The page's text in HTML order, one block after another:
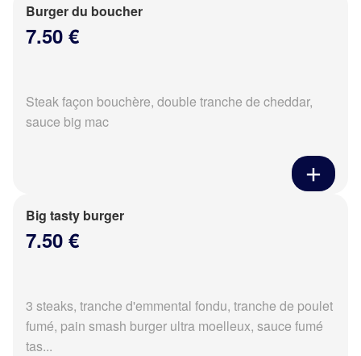
Burger du boucher
7.50 €
Steak façon bouchère, double tranche de cheddar,
sauce big mac
Big tasty burger
7.50 €
3 steaks, tranche d'emmental fondu, tranche de poulet
fumé, pain smash burger ultra moelleux, sauce fumé
tas...